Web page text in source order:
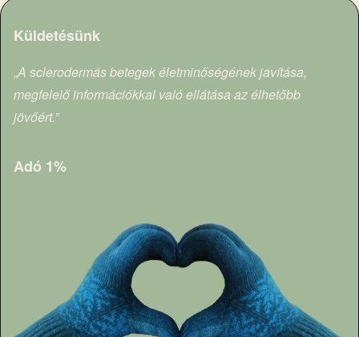
Küldetésünk
„A sclerodermás betegek életminőségének javítása,
megfelelő információkkal való ellátása az élhetőbb
jövőért.”
Adó 1%